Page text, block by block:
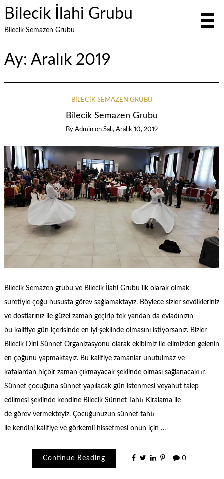
Bilecik İlahi Grubu
Bilecik Semazen Grubu
Ay: Aralık 2019
BILECIK SEMAZEN GRUBU
Bilecik Semazen Grubu
By Admin on Salı, Aralık 10, 2019
Bilecik Semazen grubu ve Bilecik İlahi Grubu ilk olarak olmak
suretiyle çoğu hususta görev sağlamaktayız. Böylece sizler sevdikleriniz
ve dostlarınız ile güzel zaman geçirip tek yandan da evladınızın
bu kalifiye gün içerisinde en iyi şeklinde olmasını istiyorsanız. Bizler
Bilecik Dini Sünnet Organizasyonu olarak ekibimiz ile elimizden gelenin
en çoğunu yapmaktayız. Bu kalifiye zamanlar unutulmaz ve
kafalardan hiçbir zaman çıkmayacak şeklinde olması sağlanacaktır.
Sünnet çocuğuna sünnet yapılacak gün istenmesi veyahut talep
edilmesi şeklinde kendine Bilecik Sünnet Tahtı Kiralama ile
de görev vermekteyiz. Çocuğunuzun sünnet tahtı
ile kendini kalifiye ve görkemli hissetmesi onun için …
Continue Reading 0